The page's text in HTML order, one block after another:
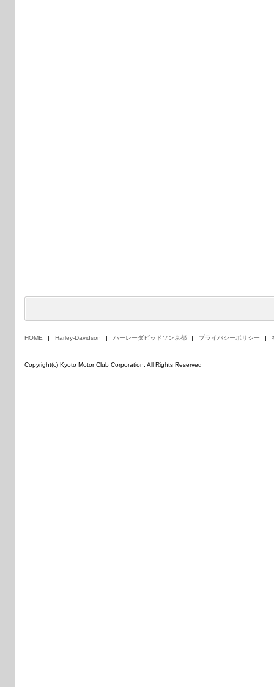
HOME Harley-Davidson ハーレーダビッドソン京都 プライバシーポリシー
Copyright(c) Kyoto Motor Club Corporation. All Rights Reserved